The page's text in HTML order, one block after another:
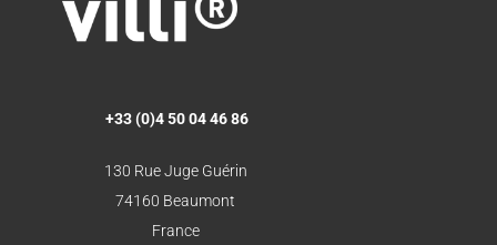
+33 (0)4 50 04 46 86
130 Rue Juge Guérin
74160 Beaumont
France